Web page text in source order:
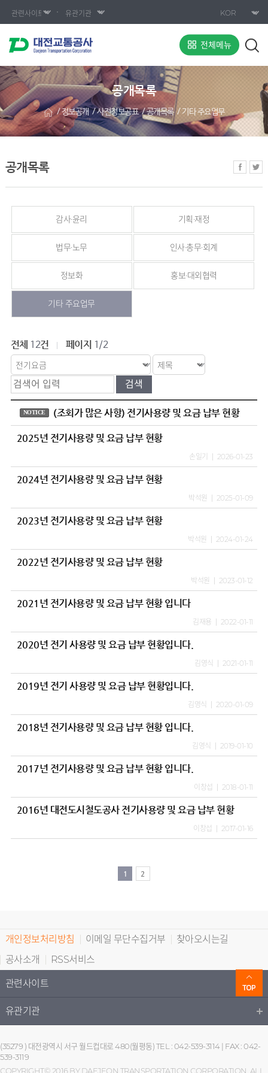
전체메뉴
공개목록
정보공개 사전정보공표 공개목록 기타 주요업무
공개목록
감사·윤리 기획·재정
법무·노무 인사·총무·회계
정보화 홍보·대외협력
기타 주요업무
전체 12건 페이지 1/2
NOTICE (조회가 많은 사항) 전기사용량 및 요금 납부 현황
2025년 전기사용량 및 요금 납부 현황
손일기 2026-01-23
2024년 전기사용량 및 요금 납부 현황
박석원 2025-01-09
2023년 전기사용량 및 요금 납부 현황
박석원 2024-01-24
2022년 전기사용량 및 요금 납부 현황
박석원 2023-01-12
2021년 전기사용량 및 요금 납부 현황 입니다
김재용 2022-01-11
2020년 전기 사용량 및 요금 납부 현황입니다.
김영식 2021-01-11
2019년 전기 사용량 및 요금 납부 현황입니다.
김영식 2020-01-09
2018년 전기사용량 및 요금 납부 현황 입니다.
김영식 2019-01-10
2017년 전기사용량 및 요금 납부 현황 입니다.
이창섭 2018-01-11
2016년 대전도시철도공사 전기사용량 및 요금 납부 현황
이창섭 2017-01-16
1 2
개인정보처리방침 이메일 무단수집거부
찾아오시는길
공사소개
RSS서비스
관련사이트
유관기관
(35279 ) 대전광역시 서구 월드컵대로 480(월평동) TEL : 042-539-3114 | FAX : 042-
539-3119
COPYRIGHT© 2016 BY DAEJEON TRANSPORTATION CORPORATION. ALL